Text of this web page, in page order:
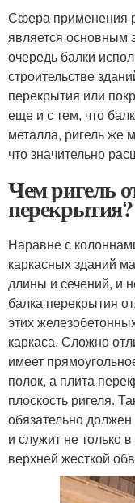
Сфера применения
является основным
очередь балки
строительстве
перекрытия или
еще и с тем, что
металла, ригель же
что значительно
Чем ригель
перекрытия?
Наравне с
каркасных зданий
длины и сечений, и
балка перекрытия
этих
каркаса. Сложно
имеет
полок, а плита
плоскость ригеля.
обязательно
и служит не только
верхней жесткой